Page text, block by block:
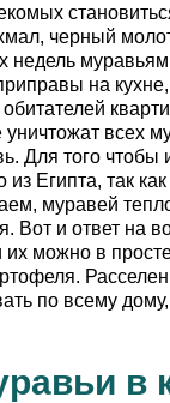
черный
недель
на
всех
Для того
Египта, так
муравей
и ответ на
можно в
по всему
в